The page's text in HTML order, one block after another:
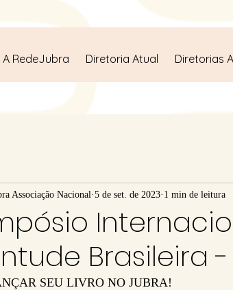
A RedeJubra Diretoria Atual Diretorias
Brasileira
Associação Nacional 5 de set. de 2023 1 min de leitura
SEU LIVRO NO JUBRA!